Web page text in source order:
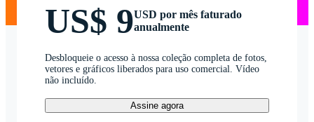
US$ 9USD por mês faturado
anualmente
Desbloqueie o acesso à nossa coleção completa de fotos,
vetores e gráficos liberados para uso comercial. Vídeo
não incluído.
Assine agora